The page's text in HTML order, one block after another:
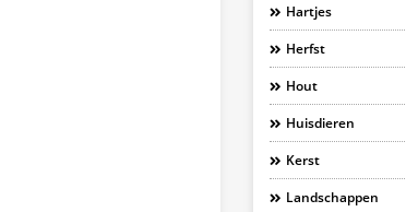
Hartjes
Herfst
Hout
Huisdieren
Kerst
Landschappen